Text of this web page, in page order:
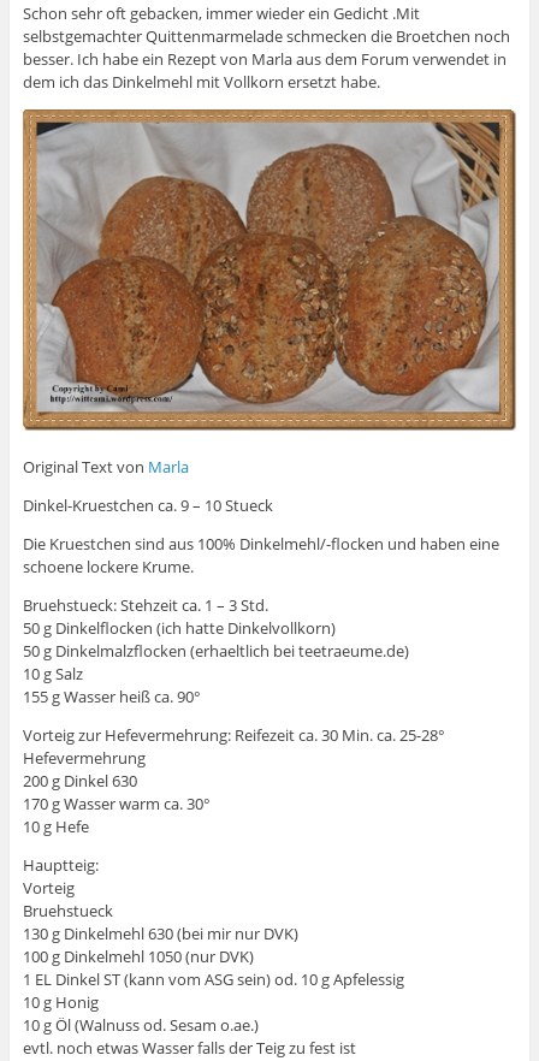
Schon sehr oft gebacken, immer wieder ein Gedicht .Mit
selbstgemachter Quittenmarmelade schmecken die Broetchen noch
besser. Ich habe ein Rezept von Marla aus dem Forum verwendet in
dem ich das Dinkelmehl mit Vollkorn ersetzt habe.
Original Text von Marla
Dinkel-Kruestchen ca. 9 – 10 Stueck
Die Kruestchen sind aus 100% Dinkelmehl/-flocken und haben eine
schoene lockere Krume.
Bruehstueck: Stehzeit ca. 1 – 3 Std.
50 g Dinkelflocken (ich hatte Dinkelvollkorn)
50 g Dinkelmalzflocken (erhaeltlich bei teetraeume.de)
10 g Salz
155 g Wasser heiß ca. 90°
Vorteig zur Hefevermehrung: Reifezeit ca. 30 Min. ca. 25-28°
Hefevermehrung
200 g Dinkel 630
170 g Wasser warm ca. 30°
10 g Hefe
Hauptteig:
Vorteig
Bruehstueck
130 g Dinkelmehl 630 (bei mir nur DVK)
100 g Dinkelmehl 1050 (nur DVK)
1 EL Dinkel ST (kann vom ASG sein) od. 10 g Apfelessig
10 g Honig
10 g Öl (Walnuss od. Sesam o.ae.)
evtl. noch etwas Wasser falls der Teig zu fest ist